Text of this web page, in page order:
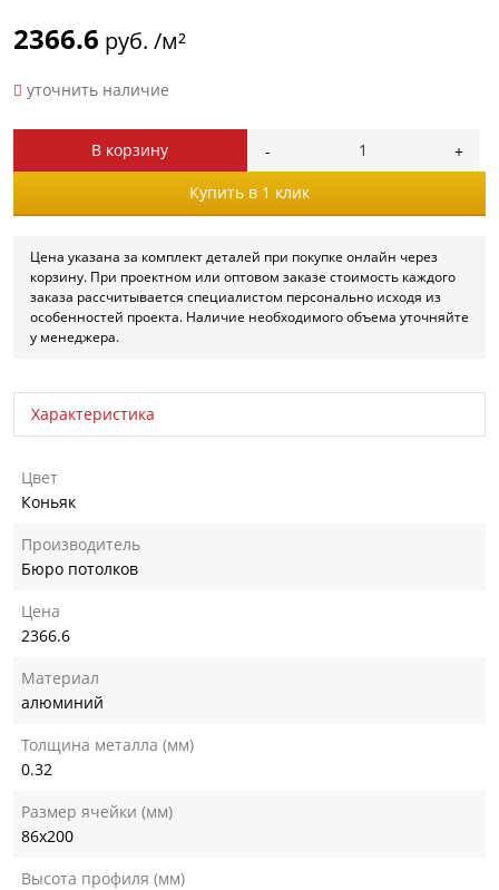
2366.6 руб. /м²
уточнить наличие
В корзину
Купить в 1 клик
Цена указана за комплект деталей при покупке онлайн через
корзину. При проектном или оптовом заказе стоимость каждого
заказа рассчитывается специалистом персонально исходя из
особенностей проекта. Наличие необходимого объема уточняйте
у менеджера.
Характеристика
Цвет
Коньяк
Производитель
Бюро потолков
Цена
2366.6
Материал
алюминий
Толщина металла (мм)
0.32
Размер ячейки (мм)
86х200
Высота профиля (мм)